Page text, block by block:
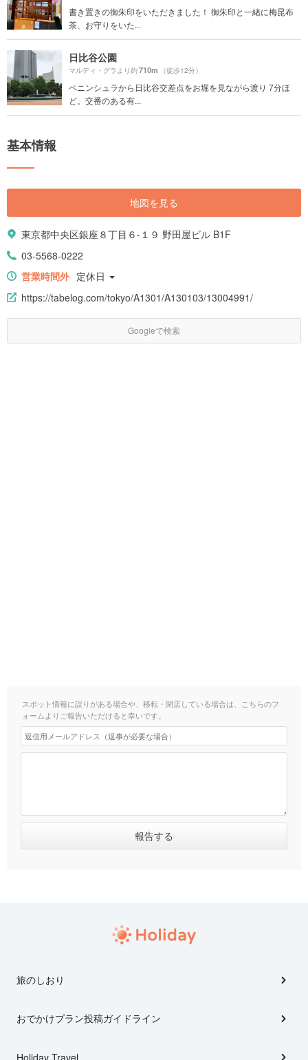
書き置きの御朱印をいただきました！ 御朱印と一緒に梅昆布
茶、お守りをいた...
日比谷公園
マルディ・グラより約710m （徒歩12分）
ペニンシュラから日比谷交差点をお堀を見ながら渡り 7分ほ
ど。交番のある有...
基本情報
地図を見る
東京都中央区銀座８丁目６-１９ 野田屋ビル B1F
03-5568-0222
営業時間外 定休日
https://tabelog.com/tokyo/A1301/A130103/13004991/
Googleで検索
スポット情報に誤りがある場合や、移転・閉店している場合は、こちらのフ
ォームよりご報告いただけると幸いです。
旅のしおり
おでかけプラン投稿ガイドライン
Holiday Travel